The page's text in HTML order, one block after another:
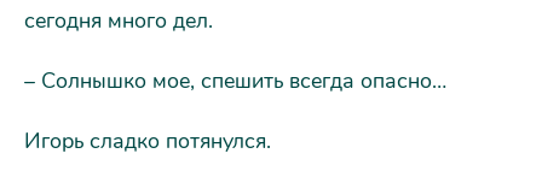
сегодня много дел.
– Солнышко мое, спешить всегда опасно…
Игорь сладко потянулся.